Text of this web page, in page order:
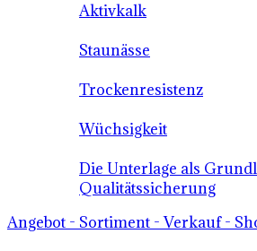
Aktivkalk
Staunässe
Trockenresistenz
Wüchsigkeit
Die Unterlage als
Qualitätssicherung
Angebot - Sortiment - Verkauf -